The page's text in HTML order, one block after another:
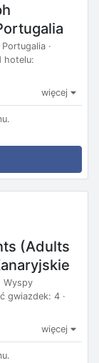
·
hotelu:
więcej
(Adults
Wyspy
gwiazdek: 4 ·
więcej